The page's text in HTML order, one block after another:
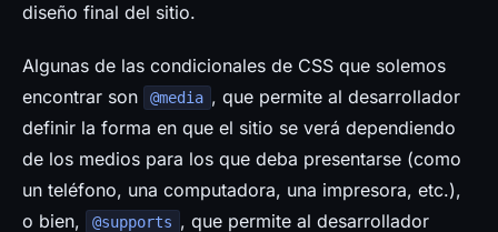
diseño final del sitio.
Algunas de las condicionales de CSS que solemos
encontrar son
@media , que permite al desarrollador
definir la forma en que el sitio se verá dependiendo
de los medios para los que deba presentarse (como
un teléfono, una computadora, una impresora, etc.),
o bien,
@supports , que permite al desarrollador